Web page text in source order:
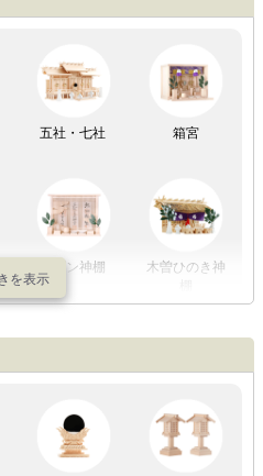
～3万円
以上
五社・七社 箱宮
モダン神棚
木曽ひのき神